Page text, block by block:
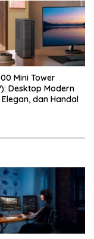
Mini Tower
Desktop Modern
dan Handal